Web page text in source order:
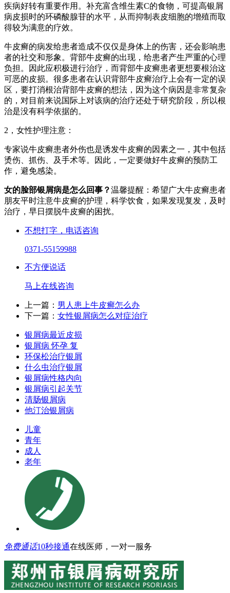
疾病好转有重要作用。补充富含维生素C的食物，可提高银屑
病皮损时的环磷酸腺苷的水平，从而抑制表皮细胞的增殖而取
得较为满意的疗效。
牛皮癣的病发给患者造成不仅仅是身体上的伤害，还会影响患
者的社交和形象。背部牛皮癣的出现，给患者产生严重的心理
负担。因此应积极进行治疗，而背部牛皮癣患者更想要根治这
可恶的皮损。很多患者在认识背部牛皮癣治疗上会有一定的误
区，要打消根治背部牛皮癣的想法，因为这个病因是非常复杂
的，对目前来说国际上对该病的治疗还处于研究阶段，所以根
治是没有科学依据的。
2，女性护理注意：
专家说牛皮癣患者外伤也是诱发牛皮癣的因素之一，其中包括
烫伤、抓伤、及手术等。因此，一定要做好牛皮癣的预防工
作，避免感染。
女的脸部银屑病是怎么回事？温馨提醒：希望广大牛皮癣患者
朋友平时注意牛皮癣的护理，科学饮食，如果发现复发，及时
治疗，早日摆脱牛皮癣的困扰。
不想打字，电话咨询
0371-55159988
不方便说话
马上在线咨询
上一篇： 男人患上牛皮癣怎么办
下一篇： 女性银屑病怎么对症治疗
银屑病最近皮损
银屑病 怀孕 复
环保松治疗银屑
什么虫治疗银屑
银屑病性格内向
银屑病引起关节
清肠银屑病
他汀治银屑病
儿童
青年
成人
老年
免费通话10秒接通在线医师，一对一服务